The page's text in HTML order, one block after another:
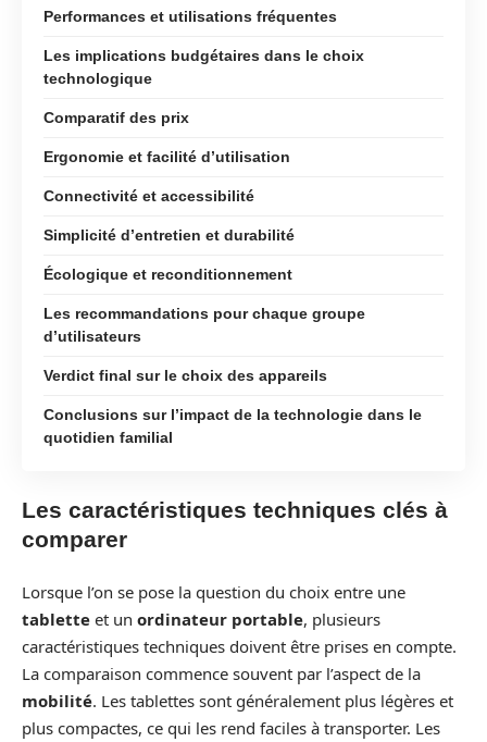
Performances et utilisations fréquentes
Les implications budgétaires dans le choix
technologique
Comparatif des prix
Ergonomie et facilité d’utilisation
Connectivité et accessibilité
Simplicité d’entretien et durabilité
Écologique et reconditionnement
Les recommandations pour chaque groupe
d’utilisateurs
Verdict final sur le choix des appareils
Conclusions sur l’impact de la technologie dans le
quotidien familial
Les caractéristiques techniques clés à
comparer
Lorsque l’on se pose la question du choix entre une
tablette et un ordinateur portable, plusieurs
caractéristiques techniques doivent être prises en compte.
La comparaison commence souvent par l’aspect de la
mobilité. Les tablettes sont généralement plus légères et
plus compactes, ce qui les rend faciles à transporter. Les